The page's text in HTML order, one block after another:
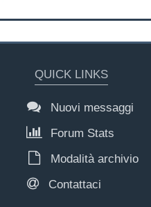
QUICK LINKS
Nuovi messaggi
Forum Stats
Modalità archivio
Contattaci